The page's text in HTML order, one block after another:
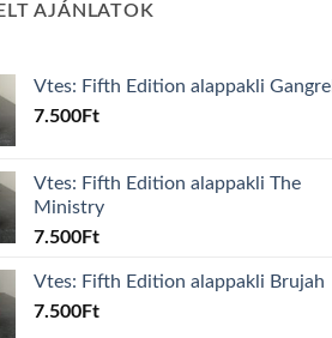
AJÁNLATOK
Vtes: Fifth Edition alappakli Gangrel
7.500Ft
Vtes: Fifth Edition alappakli The
Ministry
7.500Ft
Vtes: Fifth Edition alappakli Brujah
7.500Ft